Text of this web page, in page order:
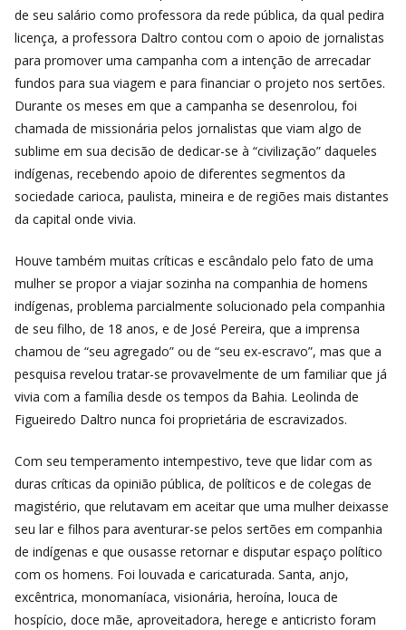
de seu salário como professora da rede pública, da qual pedira
licença, a professora Daltro contou com o apoio de jornalistas
para promover uma campanha com a intenção de arrecadar
fundos para sua viagem e para financiar o projeto nos sertões.
Durante os meses em que a campanha se desenrolou, foi
chamada de missionária pelos jornalistas que viam algo de
sublime em sua decisão de dedicar-se à “civilização” daqueles
indígenas, recebendo apoio de diferentes segmentos da
sociedade carioca, paulista, mineira e de regiões mais distantes
da capital onde vivia.
Houve também muitas críticas e escândalo pelo fato de uma
mulher se propor a viajar sozinha na companhia de homens
indígenas, problema parcialmente solucionado pela companhia
de seu filho, de 18 anos, e de José Pereira, que a imprensa
chamou de “seu agregado” ou de “seu ex-escravo”, mas que a
pesquisa revelou tratar-se provavelmente de um familiar que já
vivia com a família desde os tempos da Bahia. Leolinda de
Figueiredo Daltro nunca foi proprietária de escravizados.
Com seu temperamento intempestivo, teve que lidar com as
duras críticas da opinião pública, de políticos e de colegas de
magistério, que relutavam em aceitar que uma mulher deixasse
seu lar e filhos para aventurar-se pelos sertões em companhia
de indígenas e que ousasse retornar e disputar espaço político
com os homens. Foi louvada e caricaturada. Santa, anjo,
excêntrica, monomaníaca, visionária, heroína, louca de
hospício, doce mãe, aproveitadora, herege e anticristo foram